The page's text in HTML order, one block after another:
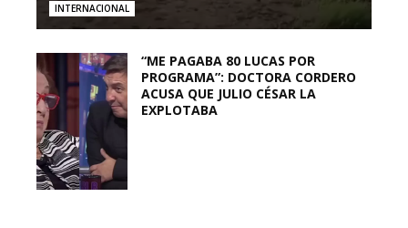
INTERNACIONAL
“ME PAGABA 80 LUCAS POR
PROGRAMA”: DOCTORA CORDERO
ACUSA QUE JULIO CÉSAR LA
EXPLOTABA